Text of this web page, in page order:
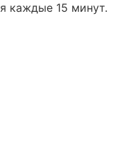
каждые 15 минут.